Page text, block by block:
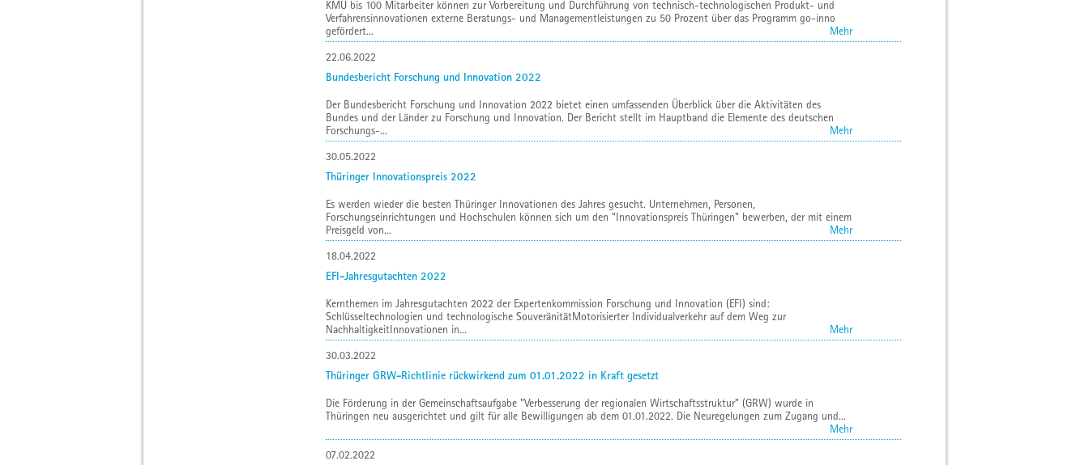
KMU bis 100 Mitarbeiter können zur Vorbereitung und Durchführung von technisch-technologischen Produkt- und
Verfahrensinnovationen externe Beratungs- und Managementleistungen zu 50 Prozent über das Programm go-inno
gefördert...
Mehr
22.06.2022
Bundesbericht Forschung und Innovation 2022
Der Bundesbericht Forschung und Innovation 2022 bietet einen umfassenden Überblick über die Aktivitäten des
Bundes und der Länder zu Forschung und Innovation. Der Bericht stellt im Hauptband die Elemente des deutschen
Forschungs-...
Mehr
30.05.2022
Thüringer Innovationspreis 2022
Es werden wieder die besten Thüringer Innovationen des Jahres gesucht. Unternehmen, Personen,
Forschungseinrichtungen und Hochschulen können sich um den "Innovationspreis Thüringen" bewerben, der mit einem
Preisgeld von...
Mehr
18.04.2022
EFI-Jahresgutachten 2022
Kernthemen im Jahresgutachten 2022 der Expertenkommission Forschung und Innovation (EFI) sind:
Schlüsseltechnologien und technologische SouveränitätMotorisierter Individualverkehr auf dem Weg zur
NachhaltigkeitInnovationen in...
Mehr
30.03.2022
Thüringer GRW-Richtlinie rückwirkend zum 01.01.2022 in Kraft gesetzt
Die Förderung in der Gemeinschaftsaufgabe "Verbesserung der regionalen Wirtschaftsstruktur" (GRW) wurde in
Thüringen neu ausgerichtet und gilt für alle Bewilligungen ab dem 01.01.2022. Die Neuregelungen zum Zugang und...
Mehr
07.02.2022